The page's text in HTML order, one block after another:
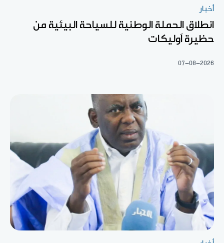
أخبار
انطلاق الحملة الوطنية للسياحة البيئية من
حظيرة آوليكات
07-08-2026